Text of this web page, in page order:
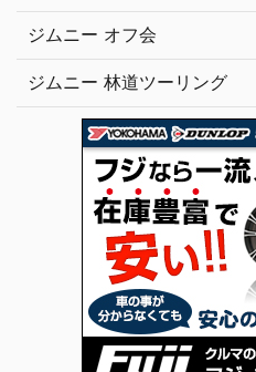
ジムニー オフ会
ジムニー 林道ツーリング